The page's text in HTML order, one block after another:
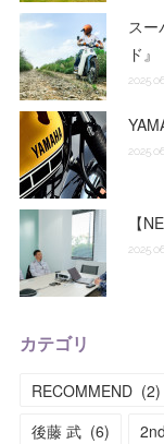
ス
ド』
【
カテゴリ
RECOMMEND (2)
後藤 武 (6)